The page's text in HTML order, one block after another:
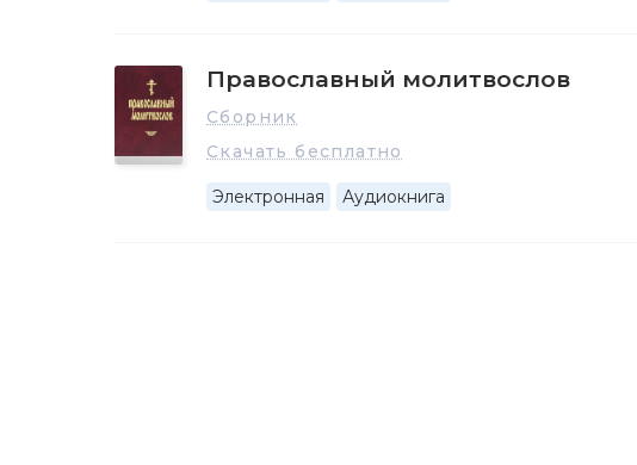
Православный молитвослов
Сборник
Скачать бесплатно
Электронная Аудиокнига